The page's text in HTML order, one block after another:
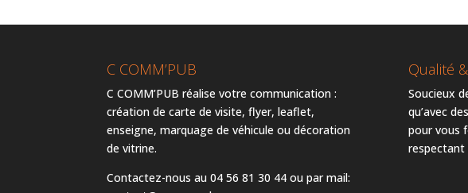
C COMM’PUB
C COMM’PUB réalise votre communication :
création de carte de visite, flyer, leaflet,
enseigne, marquage de véhicule ou décoration
de vitrine.
Contactez-nous au 04 56 81 30 44 ou par mail:
Qualité
Soucieux
qu’avec
pour vous
respectant